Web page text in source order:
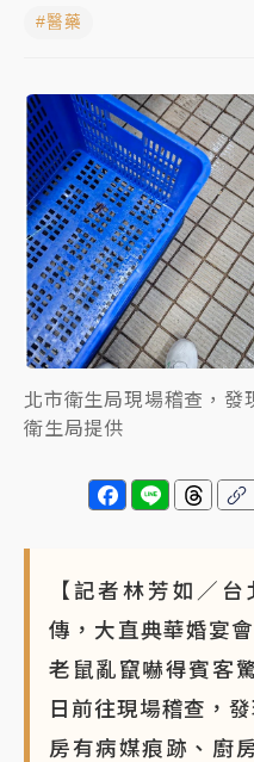
暑假過三周才推「E宿
旅局回應了
中信慈善基金會想增加
駁 理由曝光
故宮《龍藏經》特展第
周六起展出延長至晚上7
台東農業處長涉圖利渡
押庭
父親節泡湯了！中颱白
#醫藥
北市衛生局現場稽查，發
衛生局提供
【記者林芳如／
傳，大直典華婚宴
老鼠亂竄嚇得賓客
日前往現場稽查，
房有病媒痕跡、廚